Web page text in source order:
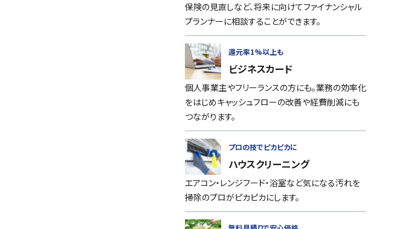
保険の見直しなど、将来に向けてファイナンシャル
プランナーに相談することができます。
個人事業主やフリーランスの方にも。業務の効率化
をはじめキャッシュフローの改善や経費削減にも
つながります。
還元率1%以上も
ビジネスカード
エアコン・レンジフード・浴室など気になる汚れを
掃除のプロがピカピカにします。
プロの技でピカピカに
ハウスクリーニング